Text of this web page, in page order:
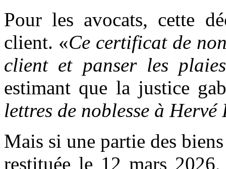
Pour les avocats, cette
client. «Ce certificat de
client et panser les
estimant que la justice
lettres de noblesse à
Mais si une partie des
restituée le 12 mars